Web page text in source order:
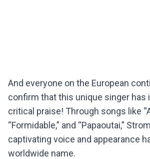
And everyone on the European
confirm that this unique singer has
critical praise! Through songs like
“Formidable,” and “Papaoutai,”
captivating voice and appearance
worldwide name.